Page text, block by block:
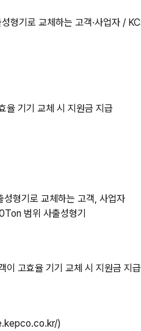
형기로 교체하는 고객·사업자 /
율 기기 교체 시 지원금 지급
형기로 교체하는 고객, 사업자
범위 사출성형기
이 고효율 기기 교체 시 지원금 지급
)